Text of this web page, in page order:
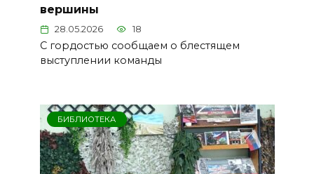
вершины
28.05.2026 18
С гордостью сообщаем о блестящем
выступлении команды
БИБЛИОТЕКА